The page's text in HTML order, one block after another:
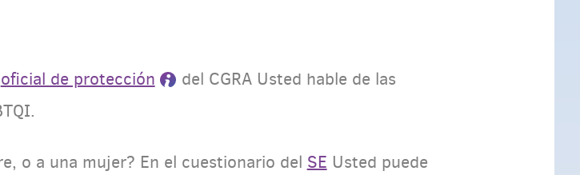
oficial de protección
del CGRA Usted hable de las
o a una mujer? En el cuestionario del SE Usted puede